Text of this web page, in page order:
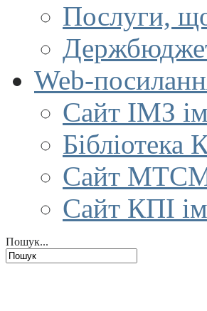
Послуги,
Web-
Сайт ІМЗ
Бібліотека
Сайт
Сайт КПІ
Пошук...